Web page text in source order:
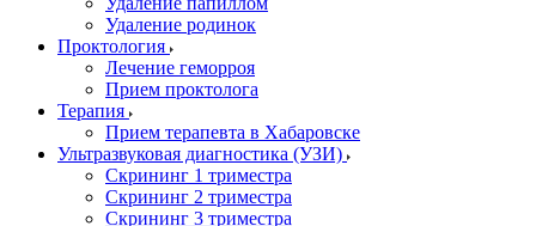
Удаление родинок
Проктология
Лечение геморроя
Прием проктолога
Терапия
Прием терапевта в Хабаровске
Ультразвуковая диагностика (УЗИ)
Скрининг 1 триместра
Скрининг 2 триместра
Скрининг 3 триместра